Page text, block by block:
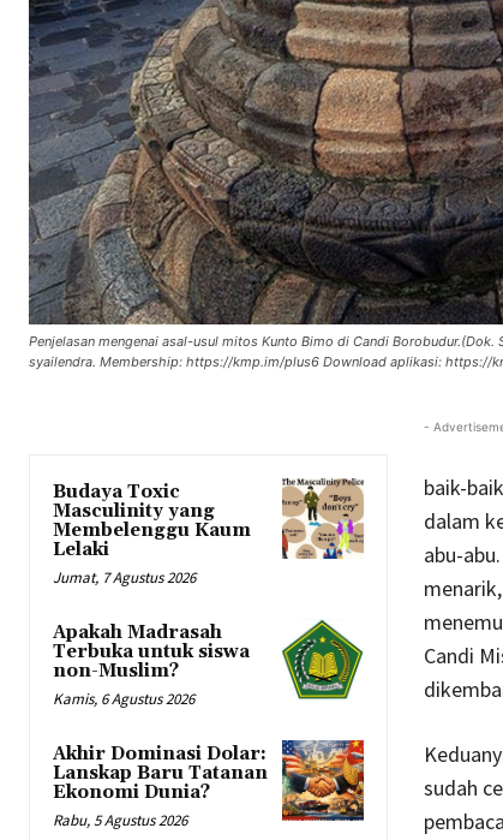
Penjelasan mengenai asal-usul mitos Kunto Bimo di Candi
syailendra. Membership: https://kmp.im/plus6 Download aplikasi: https://
Budaya Toxic
Masculinity yang
Membelenggu Kaum
Lelaki
Jumat, 7 Agustus 2026
Apakah Madrasah
Terbuka untuk siswa
non-Muslim?
Kamis, 6 Agustus 2026
Akhir Dominasi Dolar:
Lanskap Baru Tatanan
Ekonomi Dunia?
Rabu, 5 Agustus 2026
-
baik-
dalam
abu-
Candi
sudah